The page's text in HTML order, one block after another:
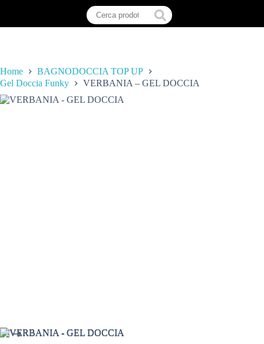
Home
BAGNODOCCIA TOP UP
Gel Doccia Funky
VERBANIA – GEL DOCCIA